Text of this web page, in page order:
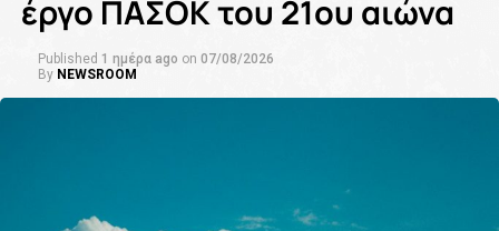
έργο ΠΑΣΟΚ του 21ου αιώνα
Published 1 ημέρα ago on 07/08/2026
By NEWSROOM